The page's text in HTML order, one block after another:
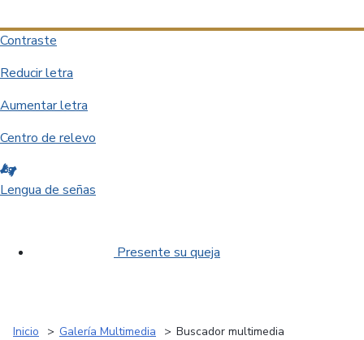
Contraste
Reducir letra
Aumentar letra
Centro de relevo
Lengua de señas
Presente su queja
Inicio Galería Multimedia Buscador multimedia